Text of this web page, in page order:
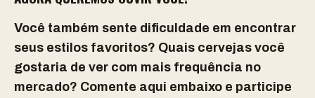
Você também sente dificuldade em encontrar
seus estilos favoritos? Quais cervejas você
gostaria de ver com mais frequência no
mercado? Comente aqui embaixo e participe